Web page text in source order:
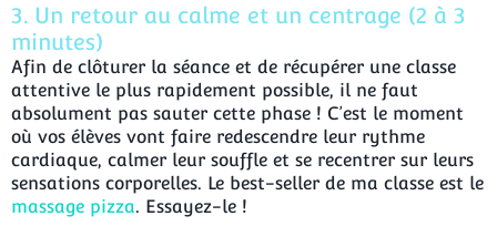
3. Un retour au calme et un centrage (2 à 3
minutes)
Afin de clôturer la séance et de récupérer une classe
attentive le plus rapidement possible, il ne faut
absolument pas sauter cette phase ! C’est le moment
où vos élèves vont faire redescendre leur rythme
cardiaque, calmer leur souffle et se recentrer sur leurs
sensations corporelles. Le best-seller de ma classe est le
massage pizza. Essayez-le !